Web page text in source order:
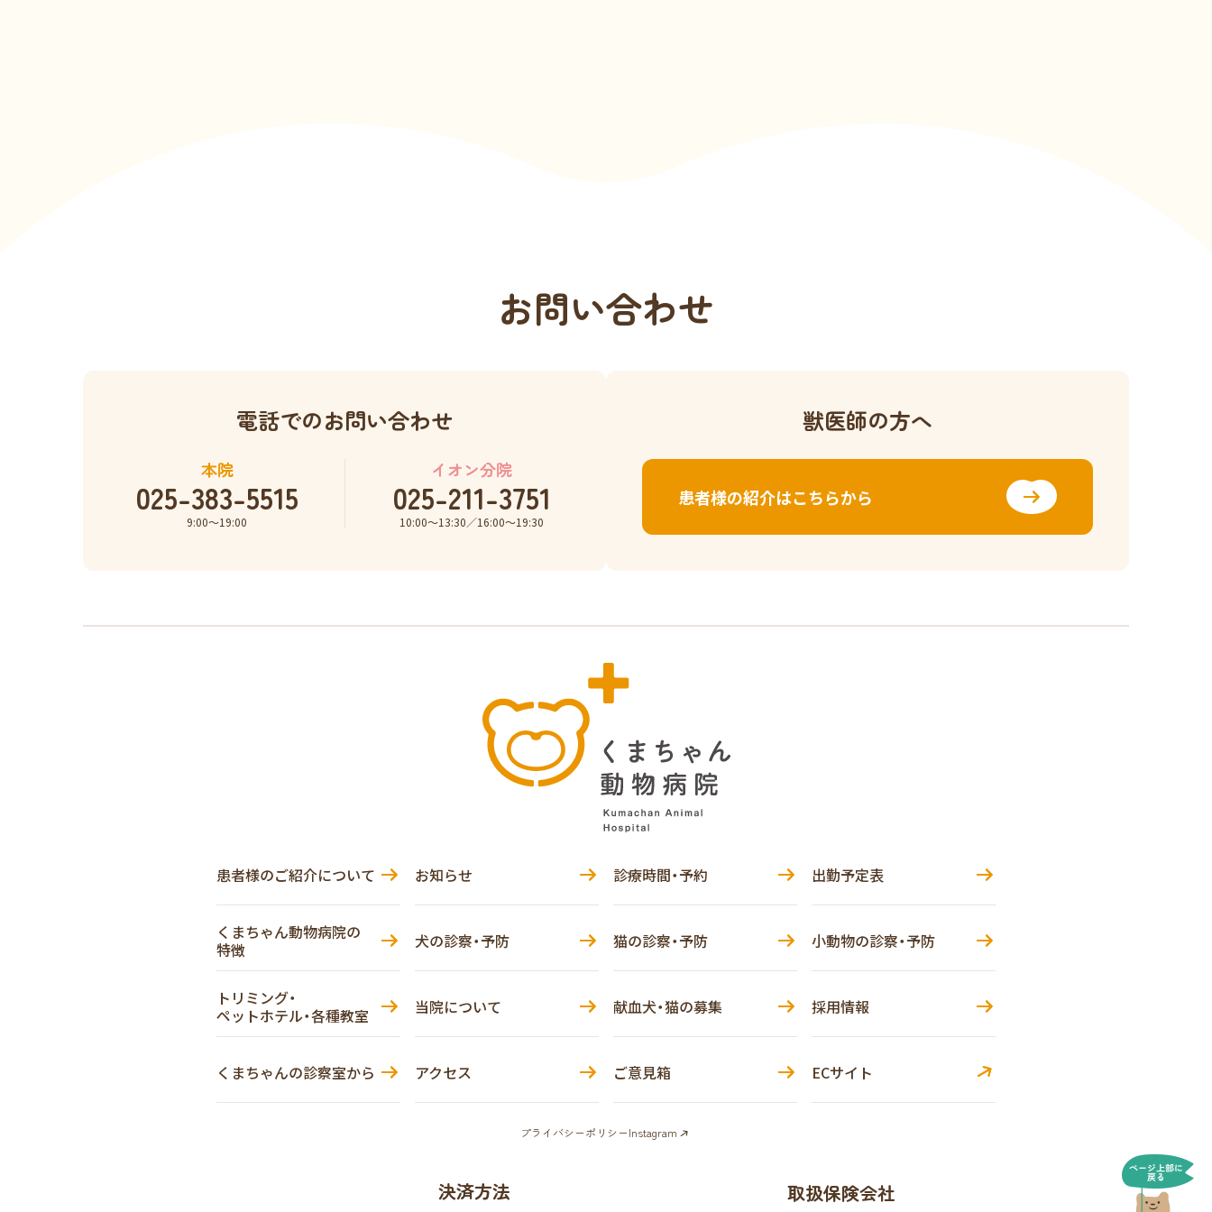
お問い合わせ
電話でのお問い合わせ
本院
025-383-5515
9:00〜19:00
イオン分院
025-211-3751
10:00〜13:30／16:00〜19:30
獣医師の方へ
患者様の紹介はこちらから
患者様のご紹介について お知らせ 診療時間・予約 出勤予定表
くまちゃん動物病院の
特徴
犬の診察・予防 猫の診察・予防 小動物の診察・予防
トリミング・
ペットホテル・各種教室
当院について 献血犬・猫の募集 採用情報
くまちゃんの診察室から アクセス ご意見箱 ECサイト
プライバシーポリシーInstagram
決済方法 取扱保険会社